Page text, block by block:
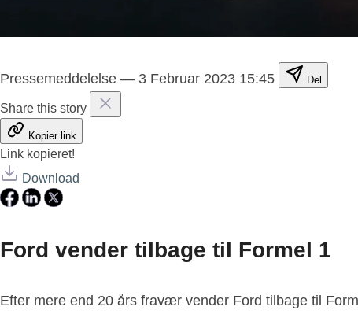
Pressemeddelelse — 3 Februar 2023 15:45 Del
Share this story
Kopier link
Link kopieret!
Download
Ford vender tilbage til Formel 1
Efter mere end 20 års fravær vender Ford tilbage til